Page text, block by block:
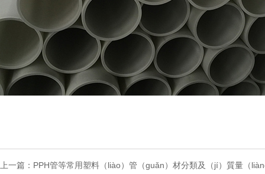
上一篇： PPH管等常用塑料（liào）管（guǎn）材分類及（jí）質量（